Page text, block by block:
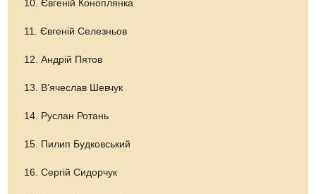
10. Євгеній Коноплянка
11. Євгеній Селезньов
12. Андрій Пятов
13. В’ячеслав Шевчук
14. Руслан Ротань
15. Пилип Будковський
16. Сергій Сидорчук